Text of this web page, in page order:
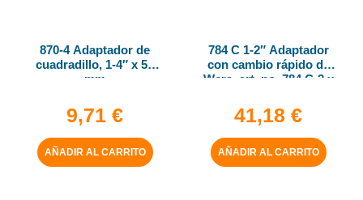
870-4 Adaptador de
cuadradillo, 1-4″ x 50
mm
9,71 €
AÑADIR AL CARRITO
784 C 1-2″ Adaptador
con cambio rápido de
Wera, art. no. 784 C-2 x
41,18 €
AÑADIR AL CARRITO